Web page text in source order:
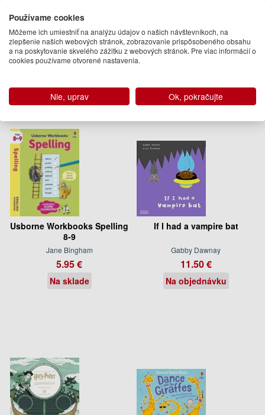
(predobjednávka)
Podobné knihy
Usborne Workbooks Spelling
8-9
Jane Bingham
5.95 €
Na sklade
If I had a vampire bat
Gabby Dawnay
11.50 €
Na objednávku
Používame cookies
Môžeme ich umiestniť na analýzu údajov o našich návštevníkoch, na
zlepšenie našich webových stránok, zobrazovanie prispôsobeného obsahu
a na poskytovanie skvelého zážitku z webových stránok. Pre viac informácií o
cookies používame otvorené nastavenia.
Nie, uprav Ok, pokračujte